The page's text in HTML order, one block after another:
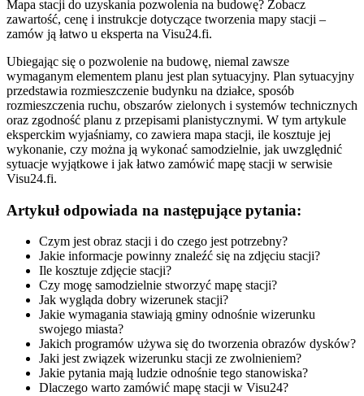
Mapa stacji do uzyskania pozwolenia na budowę? Zobacz
zawartość, cenę i instrukcje dotyczące tworzenia mapy stacji –
zamów ją łatwo u eksperta na Visu24.fi.
Ubiegając się o pozwolenie na budowę, niemal zawsze
wymaganym elementem planu jest plan sytuacyjny. Plan sytuacyjny
przedstawia rozmieszczenie budynku na działce, sposób
rozmieszczenia ruchu, obszarów zielonych i systemów technicznych
oraz zgodność planu z przepisami planistycznymi. W tym artykule
eksperckim wyjaśniamy, co zawiera mapa stacji, ile kosztuje jej
wykonanie, czy można ją wykonać samodzielnie, jak uwzględnić
sytuacje wyjątkowe i jak łatwo zamówić mapę stacji w serwisie
Visu24.fi.
Artykuł odpowiada na następujące pytania:
Czym jest obraz stacji i do czego jest potrzebny?
Jakie informacje powinny znaleźć się na zdjęciu stacji?
Ile kosztuje zdjęcie stacji?
Czy mogę samodzielnie stworzyć mapę stacji?
Jak wygląda dobry wizerunek stacji?
Jakie wymagania stawiają gminy odnośnie wizerunku
swojego miasta?
Jakich programów używa się do tworzenia obrazów dysków?
Jaki jest związek wizerunku stacji ze zwolnieniem?
Jakie pytania mają ludzie odnośnie tego stanowiska?
Dlaczego warto zamówić mapę stacji w Visu24?